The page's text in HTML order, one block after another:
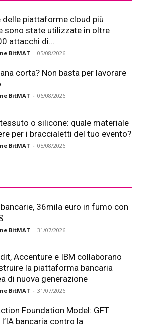
delle piattaforme cloud più
sono state utilizzate in oltre
attacchi di...
BitMAT - 05/08/2026
corta? Non basta per lavorare
BitMAT - 06/08/2026
tessuto o silicone: quale materiale
per i braccialetti del tuo evento?
BitMAT - 05/08/2026
36mila euro in fumo con
BitMAT - 31/07/2026
Accenture e IBM collaborano
la piattaforma bancaria
di nuova generazione
BitMAT - 31/07/2026
Foundation Model: GFT
bancaria contro la